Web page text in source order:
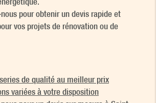
pour obtenir un devis rapide et
vos projets de rénovation ou de
de qualité au meilleur prix
variées à votre disposition